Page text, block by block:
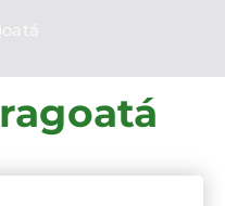
et
ar
ia